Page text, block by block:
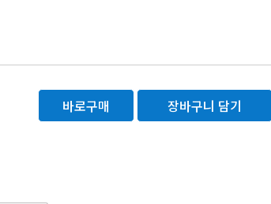
바로구매 장바구니 담기